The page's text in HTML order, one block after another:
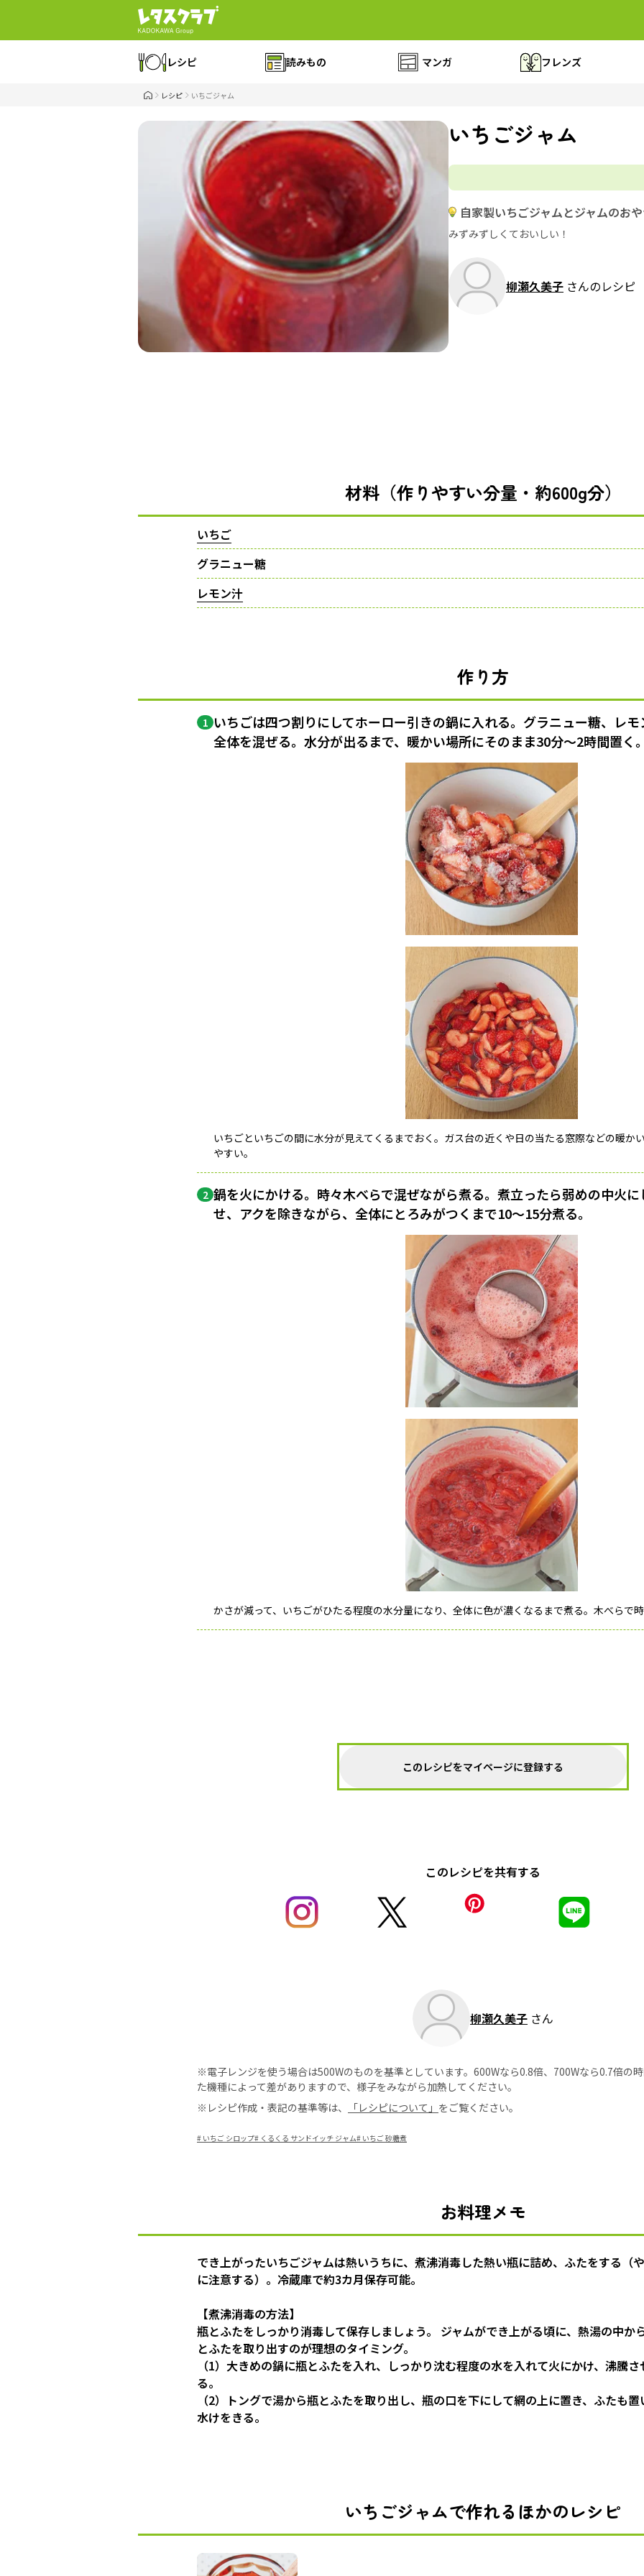
レシピ 読みもの マンガ フレンズ
レシピ いちごジャム
いちごジャム
自家製いちごジャムとジャムのお
みずみずしくておいしい！
柳瀬久美子 さんのレシピ
材料（作りやすい分量・約600g分）
いちご
グラニュー糖
レモン汁
作り方
1 いちごは四つ割りにしてホーロー引きの鍋に入れる。グラニュー糖、レ
全体を混ぜる。水分が出るまで、暖かい場所にそのまま30分〜2時間置く。
いちごといちごの間に水分が見えてくるまでおく。ガス台の近くや日の当たる窓際などの暖か
やすい。
2 鍋を火にかける。時々木べらで混ぜながら煮る。煮立ったら弱めの中火
せ、アクを除きながら、全体にとろみがつくまで10〜15分煮る。
かさが減って、いちごがひたる程度の水分量になり、全体に色が濃くなるまで煮る。木べらで
このレシピをマイページに登録する
このレシピを共有する
柳瀬久美子 さん
※電子レンジを使う場合は500Wのものを基準としています。600Wなら0.8倍、700Wなら0.7倍の
た機種によって差がありますので、様子をみながら加熱してください。
※レシピ作成・表記の基準等は、
「レシピについて」 をご覧ください。
# いちご シロップ# くるくる サンドイッチ ジャム# いちご 砂糖煮
お料理メモ
でき上がったいちごジャムは熱いうちに、煮沸消毒した熱い瓶に詰め、ふたをする（
に注意する）。冷蔵庫で約3カ月保存可能。
【煮沸消毒の方法】
瓶とふたをしっかり消毒して保存しましょう。 ジャムができ上がる頃に、熱湯の中か
とふたを取り出すのが理想のタイミング。
（1）大きめの鍋に瓶とふたを入れ、しっかり沈む程度の水を入れて火にかけ、沸騰さ
る。
（2）トングで湯から瓶とふたを取り出し、瓶の口を下にして網の上に置き、ふたも置
水けをきる。
いちごジャムで作れるほかのレシピ